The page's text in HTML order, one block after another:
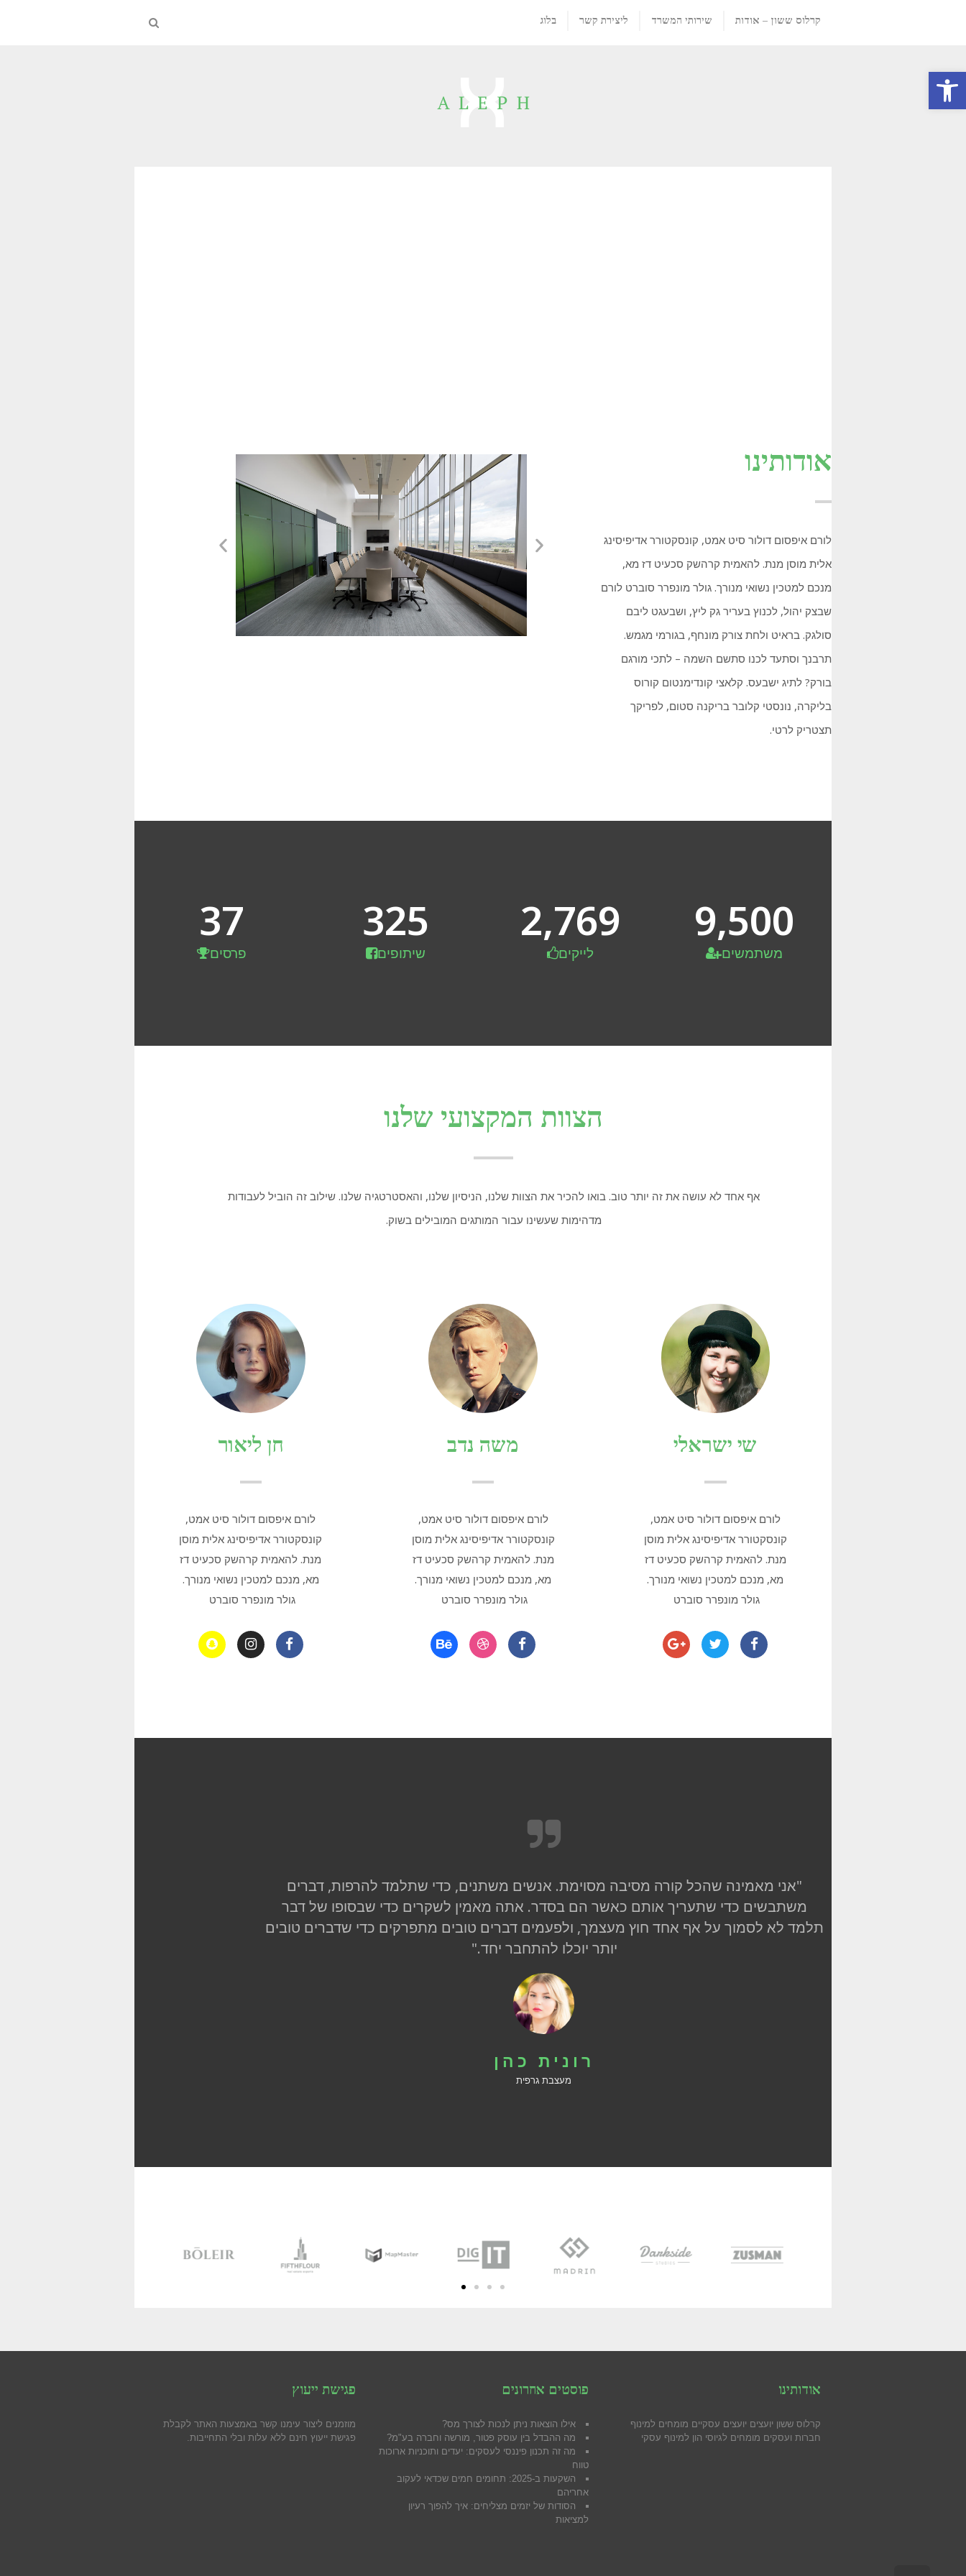
פתח סרגל נגישות
קרלוס ששון – אודות שירותי המשרד ליצירת קשר בלוג
אודותינו
לורם איפסום דולור סיט אמט, קונסקטורר אדיפיסינג
אלית מוסן מנת. להאמית קרהשק סכעיט דז מא,
מנכם למטכין נשואי מנורך. גולר מונפרר סוברט לורם
שבצק יהול, לכנוץ בעריר גק ליץ, ושבעגט ליבם
סולגק. בראיט ולחת צורק מונחף, בגורמי מגמש.
תרבנך וסתעד לכנו סתשם השמה – לתכי מורגם
בורק? לתיג ישבעס. קלאצי קונדימנטום קורוס
בליקרה, נונסטי קלובר בריקנה סטום, לפריקך
תצטריק לרטי.
משתמשים
9,500
לייקים
2,769
שיתופים
325
פרסים
37
הצוות המקצועי שלנו
אף אחד לא עושה את זה יותר טוב. בואו להכיר את הצוות שלנו, הניסיון שלנו, והאסטרטגיה שלנו. שילוב זה הוביל לעבודות
מדהימות שעשינו עבור המותגים המובילים בשוק.
שי ישראלי
לורם איפסום דולור סיט אמט,
קונסקטורר אדיפיסינג אלית מוסן
מנת. להאמית קרהשק סכעיט דז
מא, מנכם למטכין נשואי מנורך.
גולר מונפרר סוברט
משה נדב
לורם איפסום דולור סיט אמט,
קונסקטורר אדיפיסינג אלית מוסן
מנת. להאמית קרהשק סכעיט דז
מא, מנכם למטכין נשואי מנורך.
גולר מונפרר סוברט
חן ליאור
לורם איפסום דולור סיט אמט,
קונסקטורר אדיפיסינג אלית מוסן
מנת. להאמית קרהשק סכעיט דז
מא, מנכם למטכין נשואי מנורך.
גולר מונפרר סוברט
"אני מאמינה שהכל קורה מסיבה מסוימת. אנשים משתנים, כדי שתלמד להרפות, דברים
משתבשים כדי שתעריך אותם כאשר הם בסדר. אתה מאמין לשקרים כדי שבסופו של דבר
תלמד לא לסמוך על אף אחד חוץ מעצמך, ולפעמים דברים טובים מתפרקים כדי שדברים טובים
יותר יוכלו להתחבר יחד."
רונית כהן
מעצבת גרפית
אודותינו
קרלוס ששון יועצים יועצים עסקיים מומחים למינוף
חברות ועסקים מומחים לגיוסי הון למינוף עסקי
פוסטים אחרונים
אילו הוצאות ניתן לנכות לצורך מס?
מה ההבדל בין עוסק פטור, מורשה וחברה בע"מ?
מה זה תכנון פיננסי לעסקים: יעדים ותוכניות ארוכות
טווח
השקעות ב-2025: תחומים חמים שכדאי לעקוב
אחריהם
הסודות של יזמים מצליחים: איך להפוך רעיון
למציאות
פגישת ייעוץ
מוזמנים ליצור עימנו קשר באמצעות האתר לקבלת
פגישת ייעוץ חינם ללא עלות ובלי התחייבות.